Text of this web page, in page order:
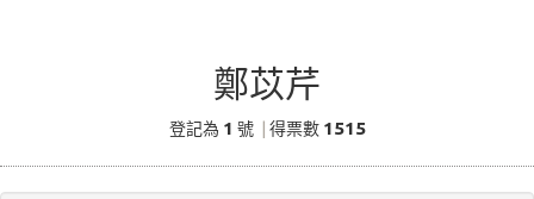
鄭苡芹
登記為 1 號 得票數 1515